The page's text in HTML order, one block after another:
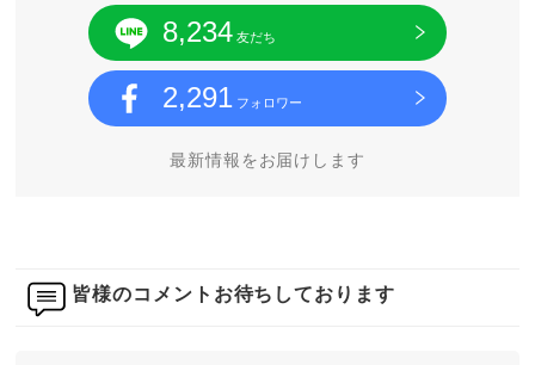
8,234 友だち
2,291 フォロワー
最新情報をお届けします
皆様のコメントお待ちしております